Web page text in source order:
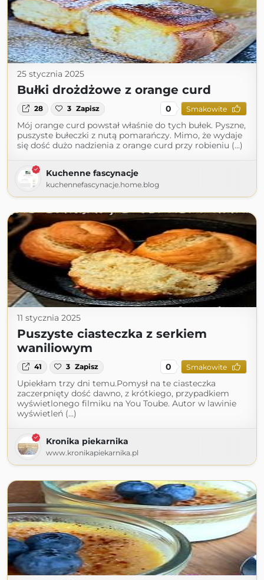
25 stycznia 2025
Bułki drożdżowe z orange curd
28 3 Zapisz 0 Smakowite
Mój orange curd powstał właśnie do tych bułek. Pyszne,
puszyste bułeczki z nutą pomarańczy. Mimo, że wydaje
się dość dużo nadzienia z orange curd przy robieniu (...)
Kuchenne fascynacje
kuchennefascynacje.home.blog
11 stycznia 2025
Puszyste ciasteczka z serkiem
waniliowym
41 3 Zapisz 0 Smakowite
Upiekłam trzy dni temu.Pomysł na te ciasteczka
zaczerpnięty dość dawno, z krótkiego, przypadkiem
wyświetlonego filmiku na You Toube. Autor w lawinie
wyświetleń (...)
Kronika piekarnika
www.kronikapiekarnika.pl